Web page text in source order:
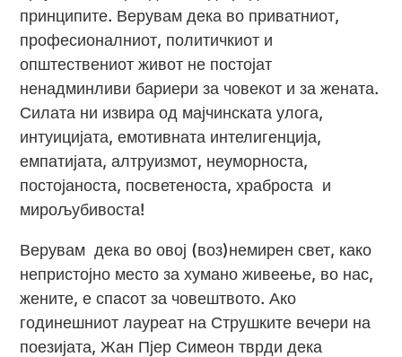
принципите. Верувам дека во приватниот,
професионалниот, политичкиот и
општествениот живот не постојат
ненадминливи бариери за човекот и за жената.
Силата ни извира од мајчинската улога,
интуицијата, емотивната интелигенција,
емпатијата, алтруизмот, неуморноста,
постојаноста, посветеноста, храброста и
мирољубивоста!
Верувам дека во овој (воз)немирен свет, како
непристојно место за хумано живеење, во нас,
жените, е спасот за човештвото. Ако
годинешниот лауреат на Струшките вечери на
поезијата, Жан Пјер Симеон тврди дека